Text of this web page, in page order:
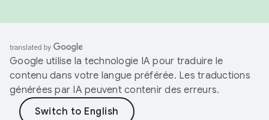
Google utilise la technologie IA pour traduire le
contenu dans votre langue préférée. Les traductions
générées par IA peuvent contenir des erreurs.